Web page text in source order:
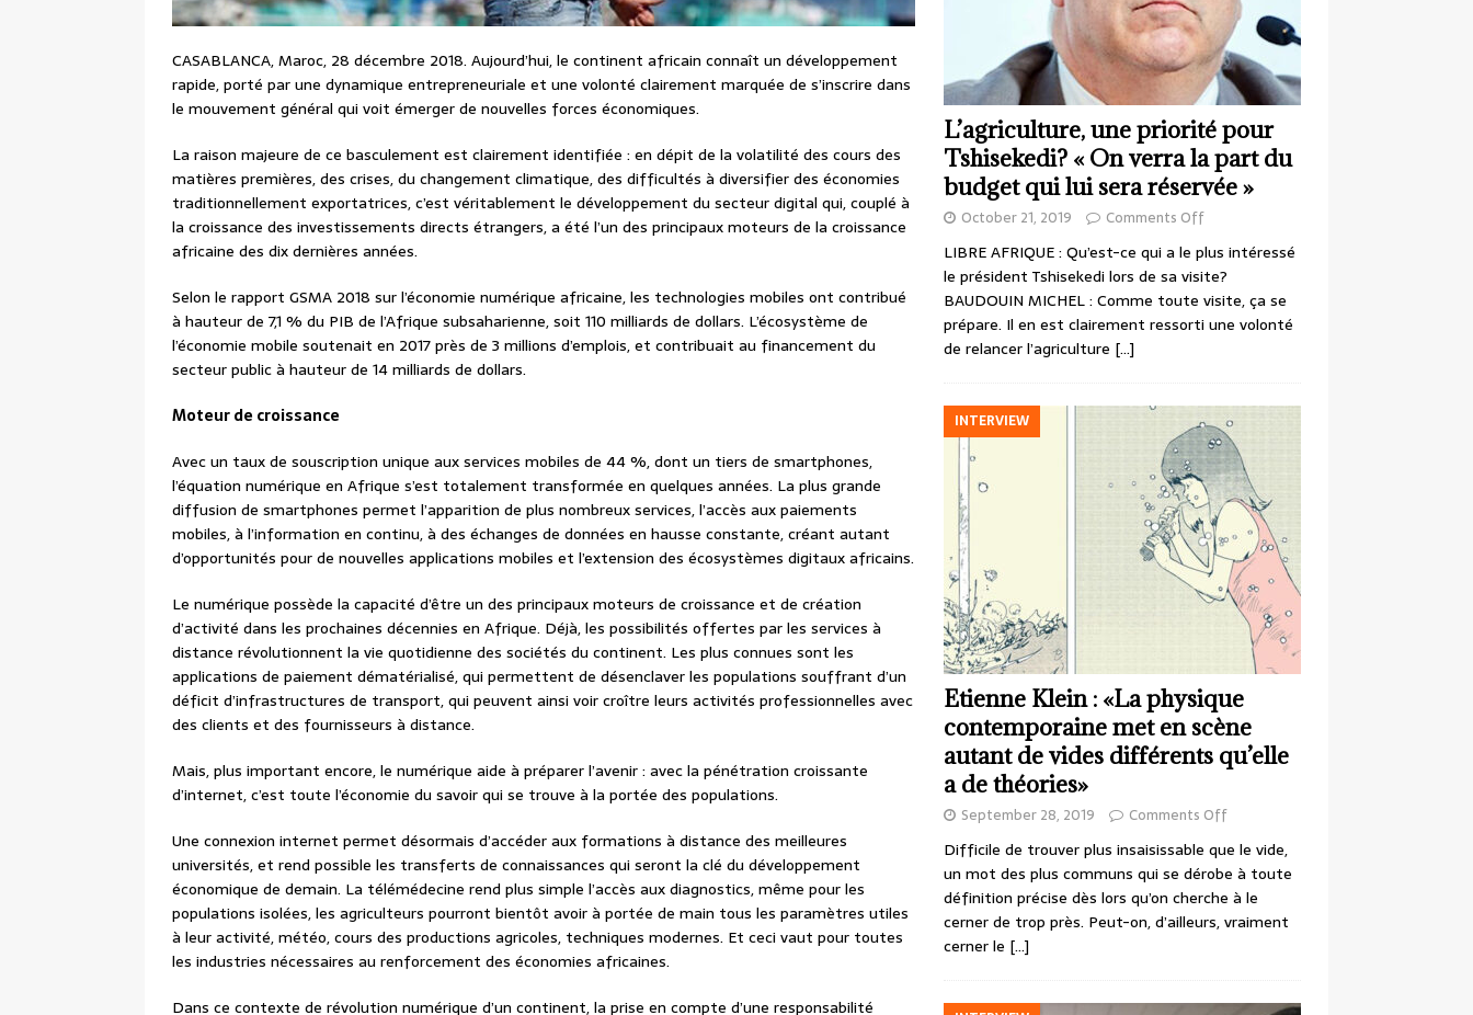
CASABLANCA, Maroc, 28 décembre 2018. Aujourd’hui, le continent africain connaît un développement
rapide, porté par une dynamique entrepreneuriale et une volonté clairement marquée de s’inscrire dans
le mouvement général qui voit émerger de nouvelles forces économiques.
La raison majeure de ce basculement est clairement identifiée : en dépit de la volatilité des cours des
matières premières, des crises, du changement climatique, des difficultés à diversifier des économies
traditionnellement exportatrices, c’est véritablement le développement du secteur digital qui, couplé à
la croissance des investissements directs étrangers, a été l’un des principaux moteurs de la croissance
africaine des dix dernières années.
Selon le rapport GSMA 2018 sur l’économie numérique africaine, les technologies mobiles ont contribué
à hauteur de 7,1 % du PIB de l’Afrique subsaharienne, soit 110 milliards de dollars. L’écosystème de
l’économie mobile soutenait en 2017 près de 3 millions d’emplois, et contribuait au financement du
secteur public à hauteur de 14 milliards de dollars.
Moteur de croissance
Avec un taux de souscription unique aux services mobiles de 44 %, dont un tiers de smartphones,
l’équation numérique en Afrique s’est totalement transformée en quelques années. La plus grande
diffusion de smartphones permet l’apparition de plus nombreux services, l’accès aux paiements
mobiles, à l’information en continu, à des échanges de données en hausse constante, créant autant
d’opportunités pour de nouvelles applications mobiles et l’extension des écosystèmes digitaux africains.
Le numérique possède la capacité d’être un des principaux moteurs de croissance et de création
d’activité dans les prochaines décennies en Afrique. Déjà, les possibilités offertes par les services à
distance révolutionnent la vie quotidienne des sociétés du continent. Les plus connues sont les
applications de paiement dématérialisé, qui permettent de désenclaver les populations souffrant d’un
déficit d’infrastructures de transport, qui peuvent ainsi voir croître leurs activités professionnelles avec
des clients et des fournisseurs à distance.
Mais, plus important encore, le numérique aide à préparer l’avenir : avec la pénétration croissante
d’internet, c’est toute l’économie du savoir qui se trouve à la portée des populations.
Une connexion internet permet désormais d’accéder aux formations à distance des meilleures
universités, et rend possible les transferts de connaissances qui seront la clé du développement
économique de demain. La télémédecine rend plus simple l’accès aux diagnostics, même pour les
populations isolées, les agriculteurs pourront bientôt avoir à portée de main tous les paramètres utiles
à leur activité, météo, cours des productions agricoles, techniques modernes. Et ceci vaut pour toutes
les industries nécessaires au renforcement des économies africaines.
Dans ce contexte de révolution numérique d’un continent, la prise en compte d’une responsabilité
L’agriculture, une priorité pour
Tshisekedi? « On verra la part du
budget qui lui sera réservée »
October 21, 2019 Comments Off
LIBRE AFRIQUE : Qu’est-ce qui a le plus intéressé
le président Tshisekedi lors de sa visite?
BAUDOUIN MICHEL : Comme toute visite, ça se
prépare. Il en est clairement ressorti une volonté
de relancer l’agriculture […]
INTERVIEW
Etienne Klein : «La physique
contemporaine met en scène
autant de vides différents qu’elle
a de théories»
September 28, 2019 Comments Off
Difficile de trouver plus insaisissable que le vide,
un mot des plus communs qui se dérobe à toute
définition précise dès lors qu’on cherche à le
cerner de trop près. Peut-on, d’ailleurs, vraiment
cerner le […]